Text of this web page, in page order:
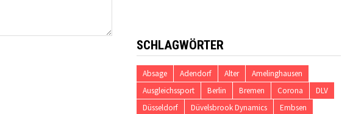
SCHLAGWÖRTER
Absage Adendorf Alter
Amelinghausen
Ausgleichssport
Berlin Bremen Corona
DLV
Düsseldorf
Düvelsbrook Dynamics
Embsen